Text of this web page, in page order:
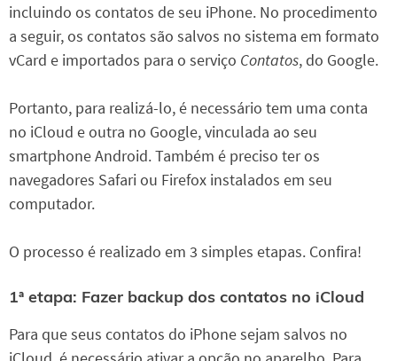
incluindo os contatos de seu iPhone. No procedimento
a seguir, os contatos são salvos no sistema em formato
vCard e importados para o serviço Contatos, do Google.
Portanto, para realizá-lo, é necessário tem uma conta
no iCloud e outra no Google, vinculada ao seu
smartphone Android. Também é preciso ter os
navegadores Safari ou Firefox instalados em seu
computador.
O processo é realizado em 3 simples etapas. Confira!
1ª etapa: Fazer backup dos contatos no iCloud
Para que seus contatos do iPhone sejam salvos no